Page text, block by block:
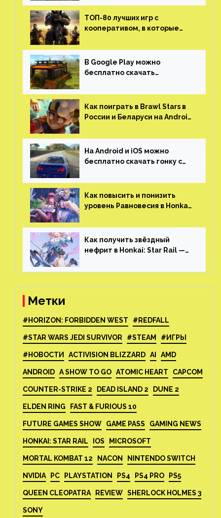
трейлер и скриншоты
ТОП-80 лучших игр с
кооперативом, в которые
(никаких MMO)
В Google Play можно
бесплатно скачать
открытым миром, прокачкой,
гонками и тюнингом машины
Как поиграть в Brawl Stars в
России и Беларуси на Android
На Android и iOS можно
бесплатно скачать гонку с
который больше, чем в
Skyrim и GTA: San Andreas
Как повысить и понизить
уровень Равновесия в Honkai:
Как получить звёздный
нефрит в Honkai: Star Rail —
Метки
#HORIZON: FORBIDDEN WEST #REDFALL
#STAR WARS JEDI SURVIVOR #STEAM #ИГРЫ
#НОВОСТИ ACTIVISION BLIZZARD AI AMD
ANDROID A SHOW TO GO ATOMIC HEART CAPCOM
COUNTER-STRIKE 2 DEAD ISLAND 2 DUNE 2
ELDEN RING FAST & FURIOUS 10
FUTURE GAMES SHOW GAME PASS GAMING NEWS
HONKAI: STAR RAIL IOS MICROSOFT
MORTAL KOMBAT 12 NACON NINTENDO SWITCH
NVIDIA PC PLAYSTATION PS4 PS4 PRO PS5
QUEEN CLEOPATRA REVIEW SHERLOCK HOLMES 3
SONY